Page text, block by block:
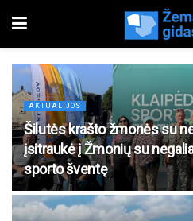
AKTUALIJOS
Šilutės krašto žmonės su
įsitraukė į Žmonių su
sporto šventę